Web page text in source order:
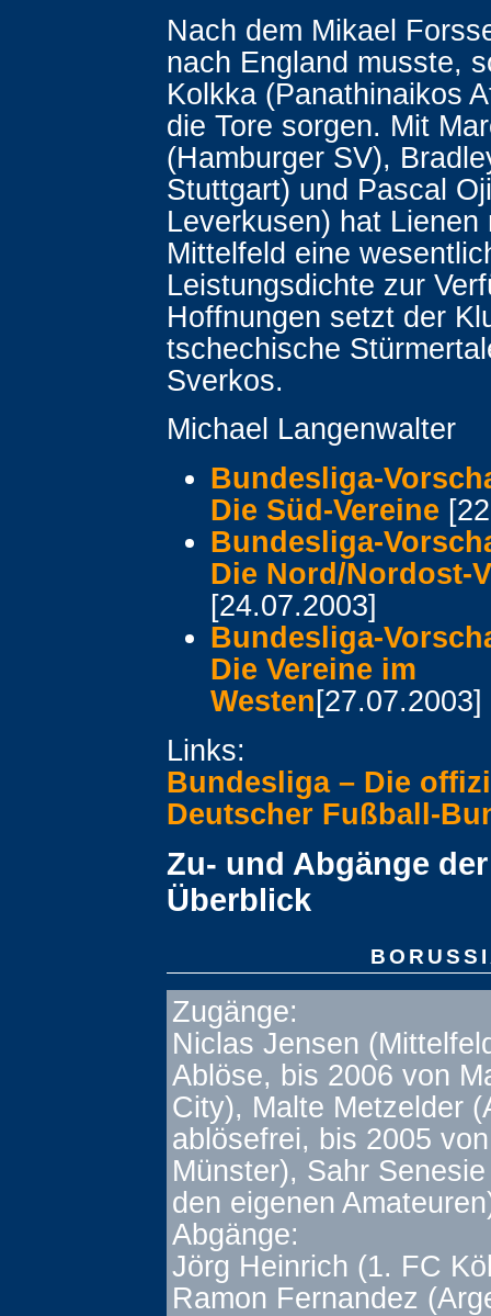
Nach dem Mikael
nach England musste,
Kolkka (Panathinaikos
die Tore sorgen. Mit
(Hamburger SV),
Stuttgart) und Pascal
Leverkusen) hat Lienen
Mittelfeld eine
Leistungsdichte zur
Hoffnungen setzt der
tschechische
Sverkos.
Michael Langenwalter
Bundesliga-
Die Süd-Vereine
Bundesliga-
Die Nord/Nordost-
[24.07.2003]
Bundesliga-
Die Vereine im
Westen[27.07.2003]
Links:
Bundesliga – Die
Deutscher Fußball-
Zu- und Abgänge
Überblick
Zugänge:
Niclas Jensen
Ablöse, bis 2006 von
City), Malte Metzelder
ablösefrei, bis 2005
Münster), Sahr
den eigenen
Abgänge:
Jörg Heinrich (1. FC
Ramon Fernandez